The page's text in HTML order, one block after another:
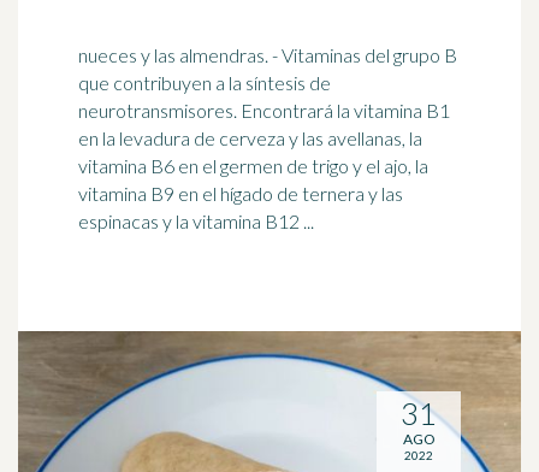
nueces y las almendras. - Vitaminas del grupo B
que contribuyen a la síntesis de
neurotransmisores. Encontrará la vitamina B1
en la levadura de cerveza y las avellanas, la
vitamina B6 en el germen de trigo y el ajo, la
vitamina B9 en el hígado de ternera y las
espinacas y la vitamina B12 ...
31
AGO
2022